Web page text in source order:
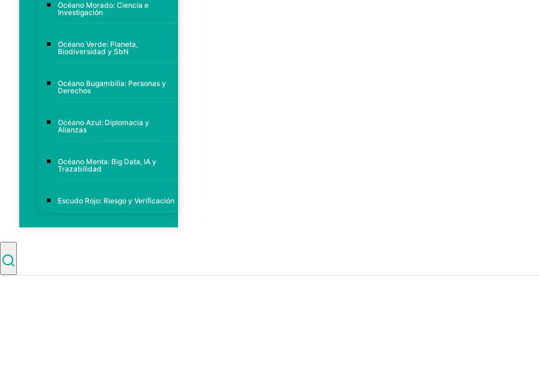
Océano Morado: Ciencia e
Investigación
Océano Verde: Planeta,
Biodiversidad y SbN
Océano Bugambilia: Personas y
Derechos
Océano Azul: Diplomacia y
Alianzas
Océano Menta: Big Data, IA y
Trazabilidad
Escudo Rojo: Riesgo y Verificación